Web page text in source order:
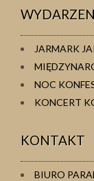
JARMARK
NOC
KONCERT
KONTAKT
BIURO